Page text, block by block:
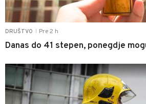
DRUŠTVO Pre 2 h
Danas do 41 stepen, ponegdje